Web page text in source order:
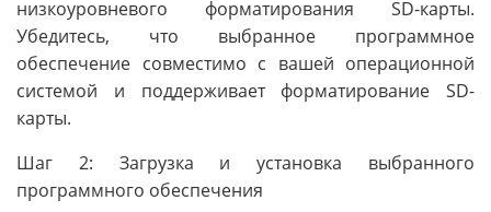
низкоуровневого форматирования SD-карты.
Убедитесь, что выбранное программное
обеспечение совместимо с вашей операционной
системой и поддерживает форматирование SD-
карты.
Шаг 2: Загрузка и установка выбранного
программного обеспечения